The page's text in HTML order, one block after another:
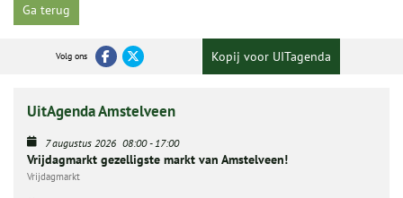
Ga terug
Volg ons Kopij voor UITagenda
UitAgenda Amstelveen
7 augustus 2026 08:00-17:00
Vrijdagmarkt gezelligste markt van Amstelveen!
Vrijdagmarkt